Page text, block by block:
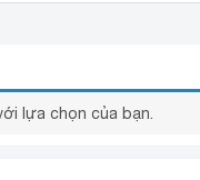
lựa chọn của bạn.